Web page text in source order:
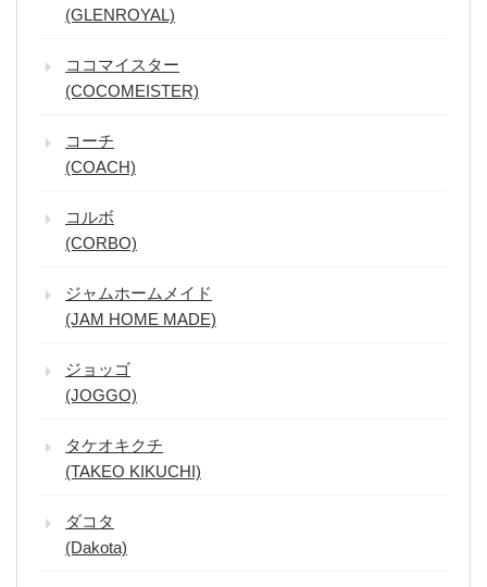
(GLENROYAL)
ココマイスター
(COCOMEISTER)
コーチ
(COACH)
コルボ
(CORBO)
ジャムホームメイド
(JAM HOME MADE)
ジョッゴ
(JOGGO)
タケオキクチ
(TAKEO KIKUCHI)
ダコタ
(Dakota)